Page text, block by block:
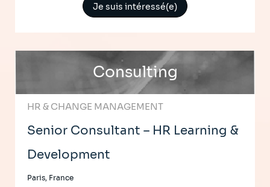
Je suis intéressé(e)
Consulting
HR & CHANGE MANAGEMENT
Senior Consultant – HR Learning &
Development
Paris, France